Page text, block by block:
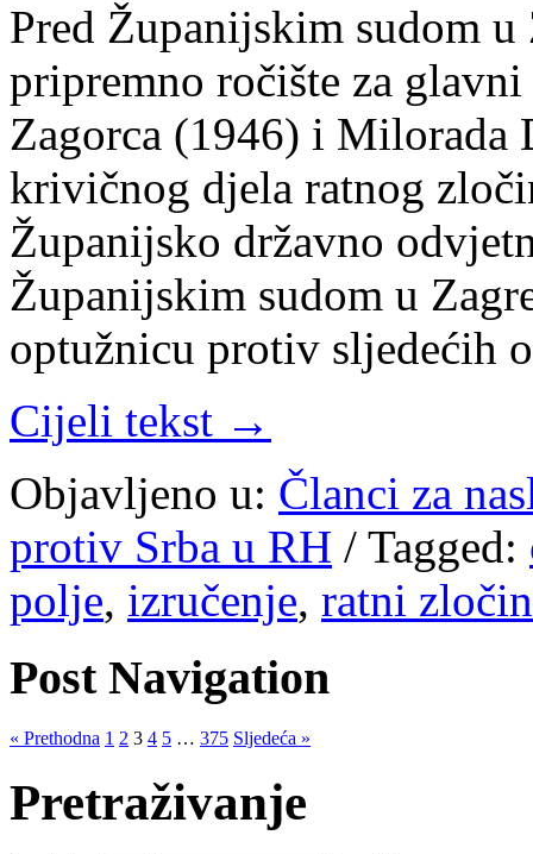
Pred Županijskim sudom
pripremno ročište za
Zagorca (1946) i Milorada
krivičnog djela ratnog
Županijsko državno
Županijskim sudom u
optužnicu protiv sljedećih
Cijeli tekst →
Objavljeno u: Članci za
protiv Srba u RH / Tagged:
polje, izručenje, ratni zločin
Post Navigation
« Prethodna 1 2 3 4 5 … 375 Sljedeća »
Pretraživanje